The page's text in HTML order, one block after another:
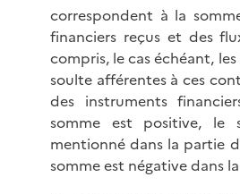
correspondent à la
financiers reçus et des
compris, le cas échéant,
soulte afférentes à ces
des instruments
somme est positive,
mentionné dans la partie
somme est négative dans